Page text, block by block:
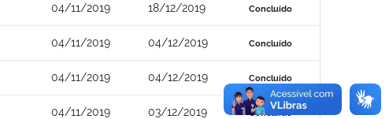
04/11/2019 18/12/2019 Concluído
04/11/2019 04/12/2019 Concluído
04/11/2019 04/12/2019 Concluído
04/11/2019 03/12/2019 Concluído